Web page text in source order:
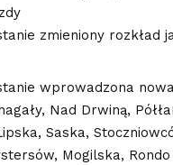
zmieniony rozkład
wprowadzona
Nad Drwiną,
Saska,
Mogilska,